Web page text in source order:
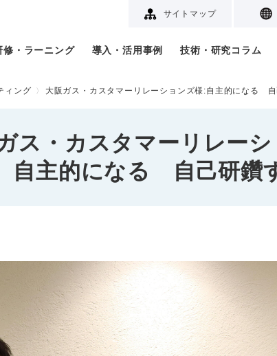
サイトマップ
修・ラーニング 導入・活用事例 技術・研究コラム
ィング 大阪ガス・カスタマーリレーションズ様:自主的になる
ス・カスタマーリレー
自主的になる 自己研鑽